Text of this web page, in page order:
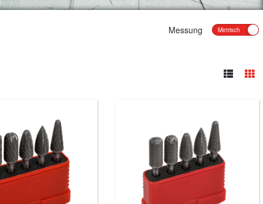
Messung